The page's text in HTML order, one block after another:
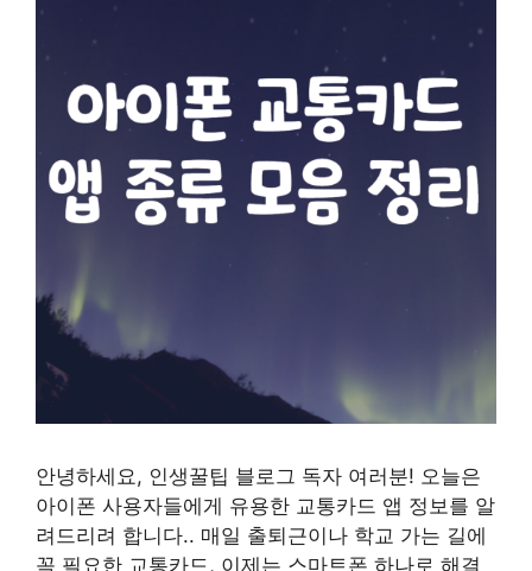
안녕하세요, 인생꿀팁 블로그 독자 여러분! 오늘은
아이폰 사용자들에게 유용한 교통카드 앱 정보를 알
려드리려 합니다.. 매일 출퇴근이나 학교 가는 길에
꼭 필요한 교통카드, 이제는 스마트폰 하나로 해결